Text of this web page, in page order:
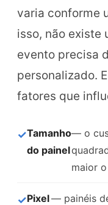
varia conforme
isso, não
evento precisa
personalizado.
fatores que
Tamanho
do painel
— o
maior
Pixel— painéis